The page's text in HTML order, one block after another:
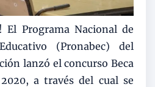
El Programa Nacional de
(Pronabec) del
lanzó el concurso Beca
a través del cual se